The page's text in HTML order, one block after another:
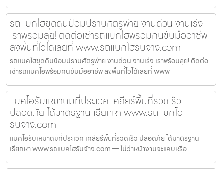
รถแบคโฮขุดดินป้อมปราบศัตรูพ่าย งานด่วน งานเร่ง
เราพร้อมลุย! ติดต่อเช่ารถแบคโฮพร้อมคนขับมืออาชีพ
ลงพื้นที่ไวได้เลยที่ www.รถแบคโฮรับจ้าง.com
รถแบคโฮขุดดินป้อมปราบศัตรูพ่าย งานด่วน งานเร่ง เราพร้อมลุย! ติดต่อ
เช่ารถแบคโฮพร้อมคนขับมืออาชีพ ลงพื้นที่ไวได้เลยที่ www
แบคโฮรับเหมาถมที่ประเวศ เคลียร์พื้นที่รวดเร็ว
ปลอดภัย ได้มาตรฐาน เรียกหา www.รถแบคโฮ
รับจ้าง.com
แบคโฮรับเหมาถมที่ประเวศ เคลียร์พื้นที่รวดเร็ว ปลอดภัย ได้มาตรฐาน
เรียกหา www.รถแบคโฮรับจ้าง.com — ไม่ว่าหน้างานจะแคบหรือ